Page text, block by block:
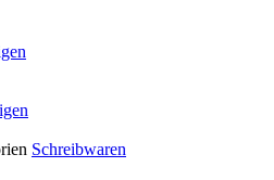
Schreibwaren